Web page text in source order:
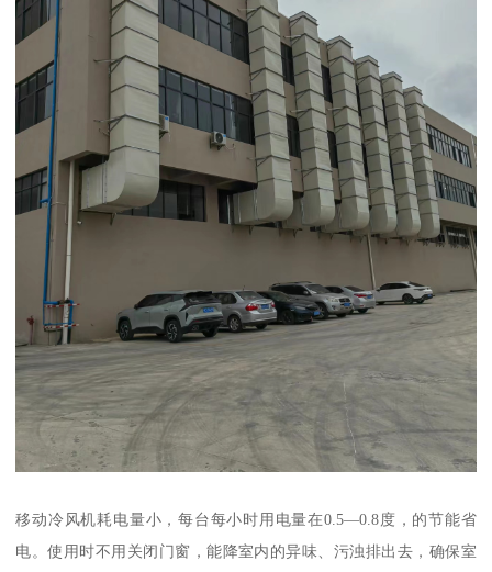
移动冷风机耗电量小，每台每小时用电量在0.5—0.8度，的节能省
电。使用时不用关闭门窗，能降室内的异味、污浊排出去，确保室